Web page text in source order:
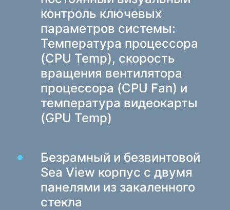
Батарейки
Зарядные устройства в авто
Зарядные устройства сетевые
Кабели и адаптеры
Кабели USB
Сетевые кабели
Картридеры и USB разветвители
Для авто
Держатели
Зарядные устройства в авто
контроль ключевых
параметров системы:
Температура процессора
(CPU Temp), скорость
вращения вентилятора
процессора (CPU Fan) и
температура видеокарты
(GPU Temp)
Безрамный и безвинтовой
Sea View корпус с двумя
панелями из закаленного
стекла